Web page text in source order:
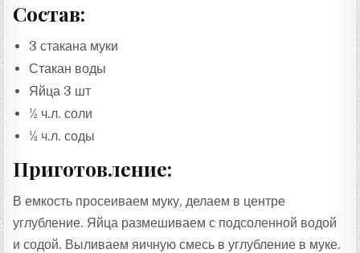
Состав:
3 стакана муки
Стакан воды
Яйца 3 шт
½ ч.л. соли
½ ч.л. соды
Приготовление:
В емкость просеиваем муку, делаем в центре
углубление. Яйца размешиваем с подсоленной водой
и содой. Выливаем яичную смесь в углубление в муке.